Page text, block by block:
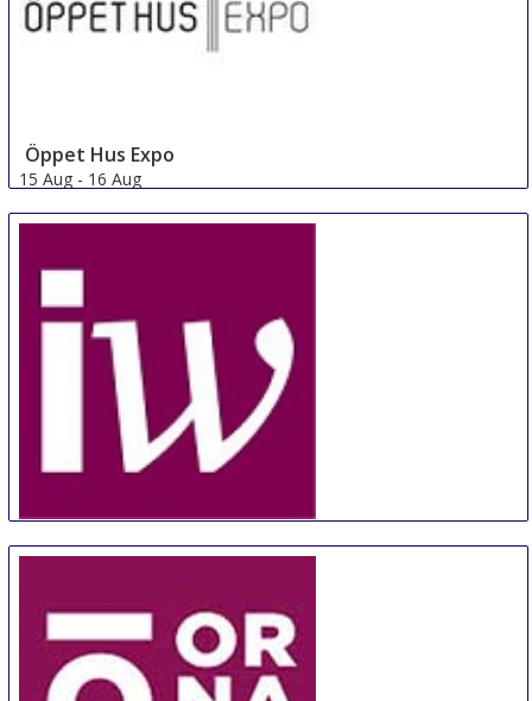
Öppet Hus Expo
15 Aug - 16 Aug
Sweden
17 Aug-18 Aug
Canada